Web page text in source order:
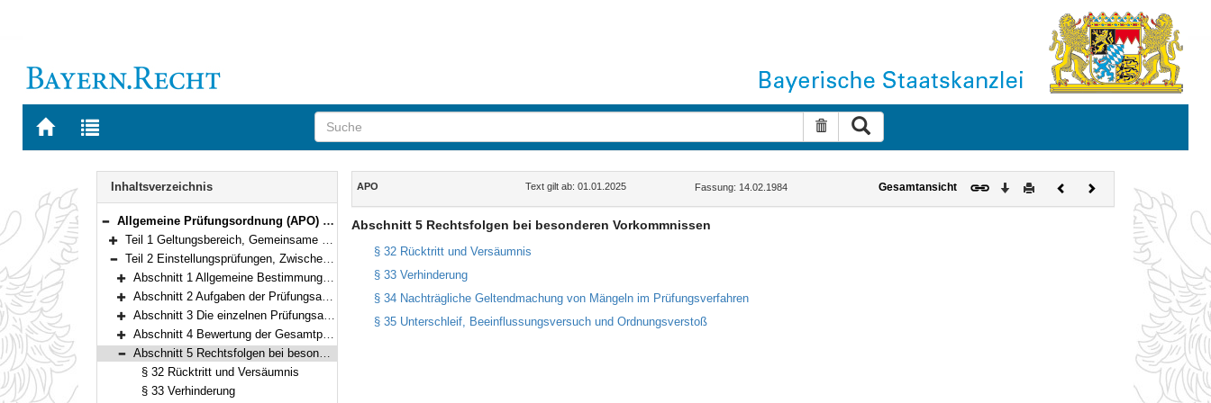
Zur
BAYERN.RECHT
Zur
letzten
Suche zurücksetzen
Navigation
Inhaltsverzeichnis
Bereich reduzieren
Allgemeine Prüfungsordnung (APO) In der Fassung der Bekanntmachung vom 14. Februar 1984 (GVBl. S. 76) BayRS 2030-2-10-F (§§ 1–64)
Bereich erweitern
Teil 1 Geltungsbereich, Gemeinsame Vorschriften (§§ 1–9)
Bereich reduzieren
Teil 2 Einstellungsprüfungen, Zwischenprüfungen und Qualifikationsprüfungen am Ende des Vorbereitungsdienstes (§§ 10–37)
Bereich erweitern
Abschnitt 1 Allgemeine Bestimmungen (§§ 10–12)
Bereich erweitern
Abschnitt 2 Aufgaben der Prüfungsausschüsse und Prüfungsämter (§§ 13–14)
Bereich erweitern
Abschnitt 3 Die einzelnen Prüfungsabschnitte (§§ 15–26)
Bereich erweitern
Abschnitt 4 Bewertung der Gesamtprüfung (§§ 27–31)
Bereich reduzieren
Abschnitt 5 Rechtsfolgen bei besonderen Vorkommnissen (§§ 32–35)
§ 32 Rücktritt und Versäumnis
§ 33 Verhinderung
Inhalt
APO Text gilt ab: 01.01.2025 Fassung: 14.02.1984 Gesamtansicht Download
DruckenVorherigesNächstes
Dokument
Abschnitt 5 Rechtsfolgen bei besonderen Vorkommnissen
§ 32 Rücktritt und Versäumnis
§ 33 Verhinderung
§ 34 Nachträgliche Geltendmachung von Mängeln im Prüfungsverfahren
§ 35 Unterschleif, Beeinflussungsversuch und Ordnungsverstoß